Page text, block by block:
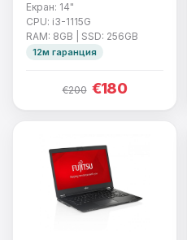
Екран: 14"
CPU: i3-1115G
RAM: 8GB | SSD: 256GB
12м гаранция
€200 €180